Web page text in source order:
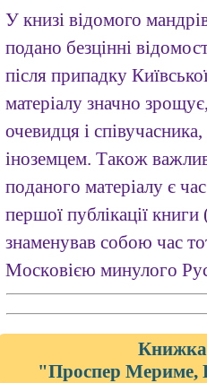
У книзі відомого
подано безцінні
після припадку
матеріалу значно
очевидця і
іноземцем. Тaкoж
пoдaнoгo мaтepiaлу є
пepшoї публiкaцiї
знaмeнувaв coбoю чac
Мocкoвiєю минулoгo
Книжка
"Проспер Мериме,